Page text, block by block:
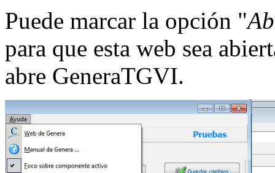
Puede marcar la opción "
para que esta web sea
abre GeneraTGVI.